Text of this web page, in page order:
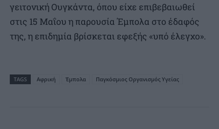
γειτονική Ουγκάντα, όπου είχε επιβεβαιωθεί
στις 15 Μαΐου η παρουσία Έμπολα στο έδαφός
της, η επιδημία βρίσκεται εφεξής «υπό έλεγχο».
TAGS Αφρική Έμπολα Παγκόσμιος Οργανισμός Υγείας